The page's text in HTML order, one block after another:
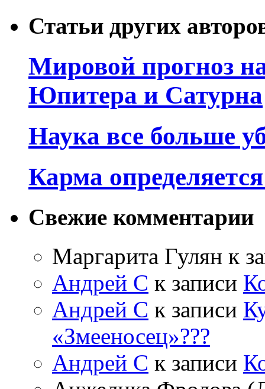
Статьи других
Мировой прогноз
Юпитера и Сатурна
Наука все больше
Карма
Свежие комментарии
Маргарита Гулян к
Андрей С к записи
Андрей С к записи
«Змееносец»???
Андрей С к записи